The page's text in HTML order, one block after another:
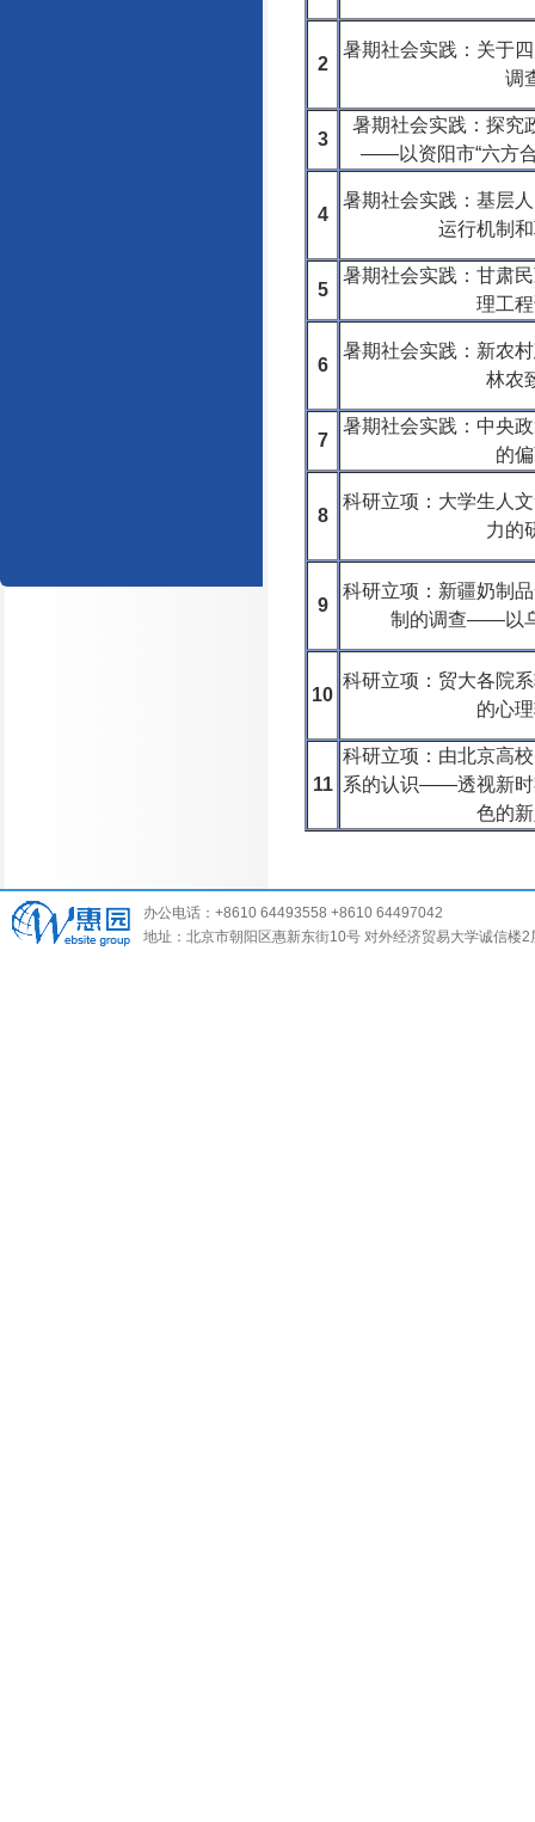
2
暑期社会实践：关于
调
3
暑期社会实践：探究
——以资阳市“六方
4
暑期社会实践：基层
运行机制
5
暑期社会实践：甘肃
理工
6
暑期社会实践：新农
林农
7
暑期社会实践：中央
的
8
科研立项：大学生人
力的
9
科研立项：新疆奶制
制的调查——以
10
科研立项：贸大各院
的心
11
科研立项：由北京高
系的认识——透视新时
色的
办公电话：+8610 64493558 +8610 64497042
地址：北京市朝阳区惠新东街10号 对外经济贸易大学诚信楼